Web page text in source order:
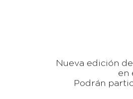
Nueva edición
en
Podrán